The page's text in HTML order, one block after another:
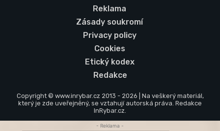
Reklama
Zásady soukromí
Privacy policy
Cookies
Etický kodex
Redakce
Copyright © www.inrybar.cz 2013 - 2026 | Na veškerý materiál,
který je zde uveřejněný, se vztahují autorská práva. Redakce
InRybar.cz.
- Reklama -